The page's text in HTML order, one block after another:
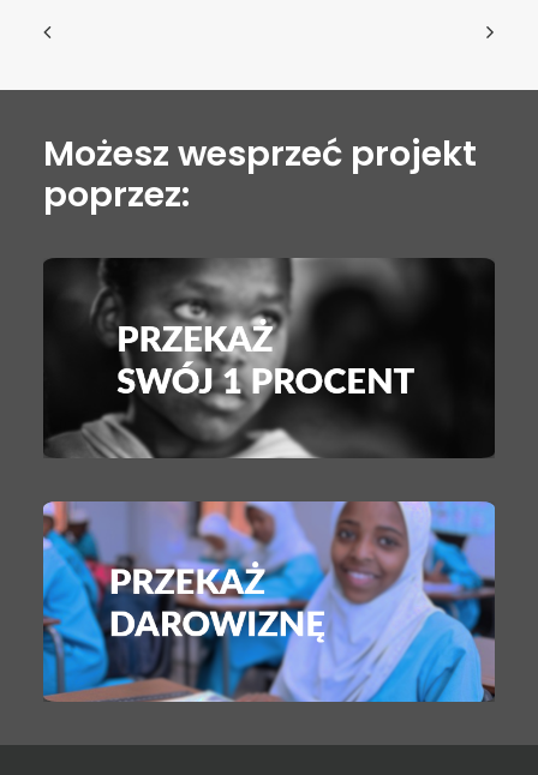
Możesz wesprzeć projekt
poprzez: